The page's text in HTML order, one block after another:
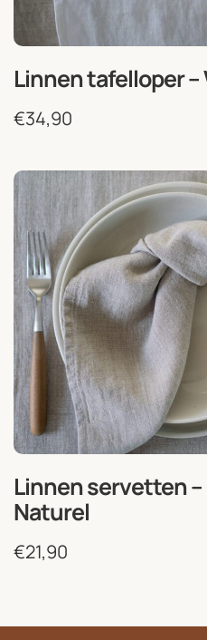
Linnen tafelloper –
€34,90
Linnen servetten
Naturel
€21,90